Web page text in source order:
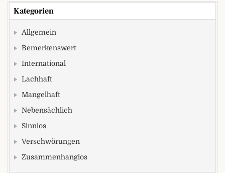
Kategorien
Allgemein
Bemerkenswert
International
Lachhaft
Mangelhaft
Nebensächlich
Sinnlos
Verschwörungen
Zusammenhanglos